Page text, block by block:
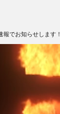
でお知らせします！